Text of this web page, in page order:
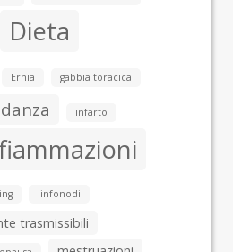
Dieta
Ernia gabbia toracica
infarto
linfonodi
trasmissibili